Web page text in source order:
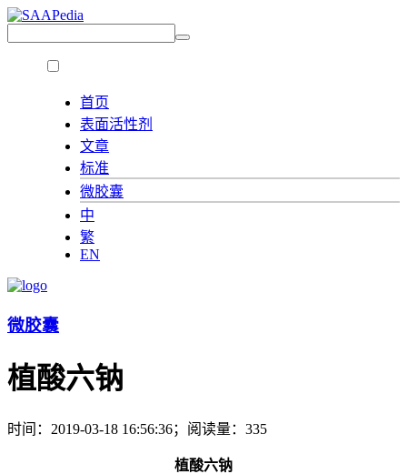
首页
表面活性剂
文章
标准
微胶囊
中
繁
EN
微胶囊
植酸六钠
时间：2019-03-18 16:56:36；阅读量：335
植酸六钠